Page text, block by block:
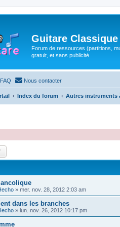
Guitare Classique
Forum de ressources (partitions,
gratuit, et sans publicité.
FAQ Nous contacter
Index du forum Autres instruments
» mer. nov. 28, 2012 2:03 am
dans les branches
» lun. nov. 26, 2012 10:17 pm